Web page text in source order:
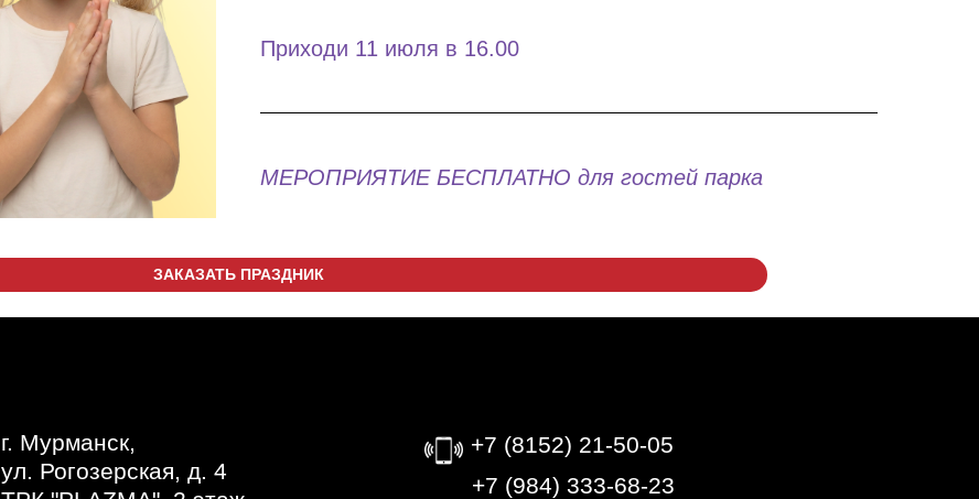
Приходи 11 июля в 16.00
МЕРОПРИЯТИЕ БЕСПЛАТНО для гостей парка
ЗАКАЗАТЬ ПРАЗДНИК
г. Мурманск,
ул. Рогозерская, д. 4
+7 (8152) 21-50-05
‎+7 (984) 333-68-23